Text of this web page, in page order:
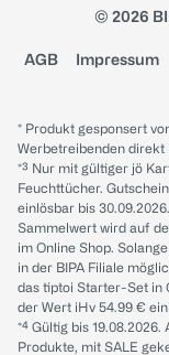
© 2026
AGB Impressum
* Produkt gesponsert
Werbetreibenden direkt
*³ Nur mit gültiger jö
Feuchttücher.
einlösbar bis
Sammelwert wird auf
im Online Shop.
in der BIPA Filiale
das tiptoi Starter-Set in
der Wert iHv 54.99 €
*⁴ Gültig bis
Produkte, mit SALE